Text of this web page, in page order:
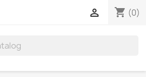
shopping_cart (0)
